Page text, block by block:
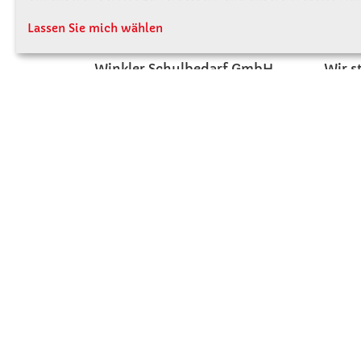
KONTAKT
Winkler Schulbedarf GmbH
Wir
Lassen Sie mich wählen